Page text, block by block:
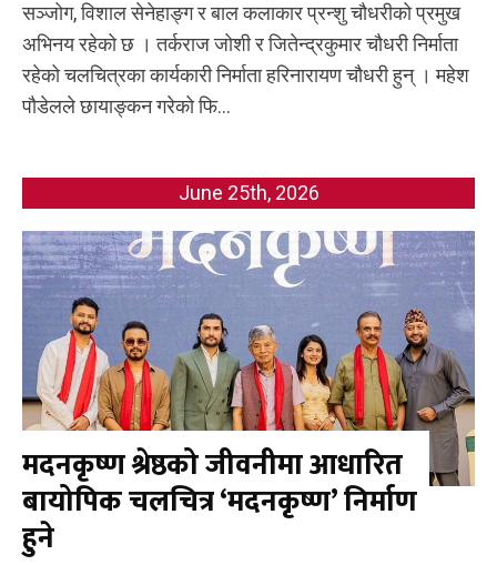
सञ्जोग, विशाल सेनेहाङ्ग र बाल कलाकार प्रन्शु चौधरीको प्रमुख
अभिनय रहेको छ । तर्कराज जोशी र जितेन्द्रकुमार चौधरी निर्माता
रहेको चलचित्रका कार्यकारी निर्माता हरिनारायण चौधरी हुन् । महेश
पौडेलले छायाङ्कन गरेको फि...
June 25th, 2026
मदनकृष्ण श्रेष्ठको जीवनीमा आधारित
बायोपिक चलचित्र ‘मदनकृष्ण’ निर्माण
हुने